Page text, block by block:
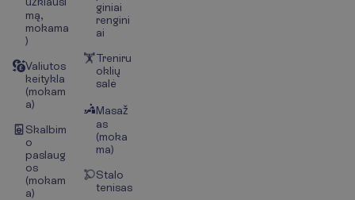
mą,
mokama
)
Valiutos
keitykla
(mokam
a)
Skalbim
o
paslaug
os
(mokam
a)
giniai
rengini
ai
Treniru
oklių
salė
Masaž
as
(moka
ma)
Stalo
tenisas